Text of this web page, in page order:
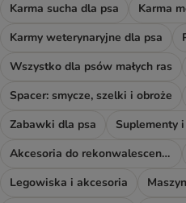
Karma sucha dla psa
Karma
Karmy weterynaryjne dla psa
Wszystko dla psów małych ras
Spacer: smycze, szelki i obroże
Zabawki dla psa
Suplementy
Akcesoria do rekonwalescencji
Legowiska i akcesoria